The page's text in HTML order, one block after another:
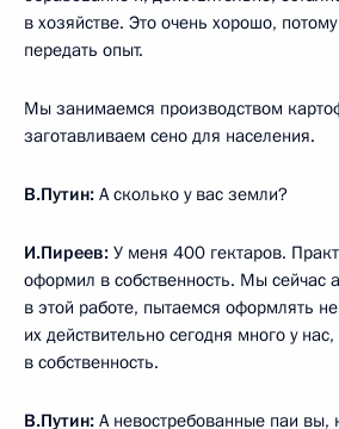
в хозяйстве. Это очень хорошо,
передать опыт.
Мы занимаемся производством
заготавливаем сено для населения.
В.Путин: А сколько у вас земли?
И.Пиреев: У меня 400 гектаров.
оформил в собственность. Мы сейчас
в этой работе, пытаемся оформлять
их действительно сегодня много у
в собственность.
В.Путин: А невостребованные паи вы,